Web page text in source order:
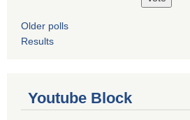
Older polls
Results
Youtube Block